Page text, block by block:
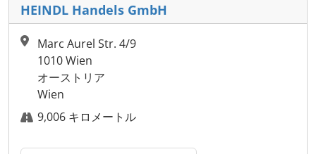
HEINDL Handels GmbH
Marc Aurel Str. 4/9
1010 Wien
オーストリア
Wien
9,006 キロメートル